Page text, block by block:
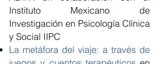
Instituto Mexicano de
Investigación en Psicología Clínica
y Social IIPC
La metáfora del viaje: a través de